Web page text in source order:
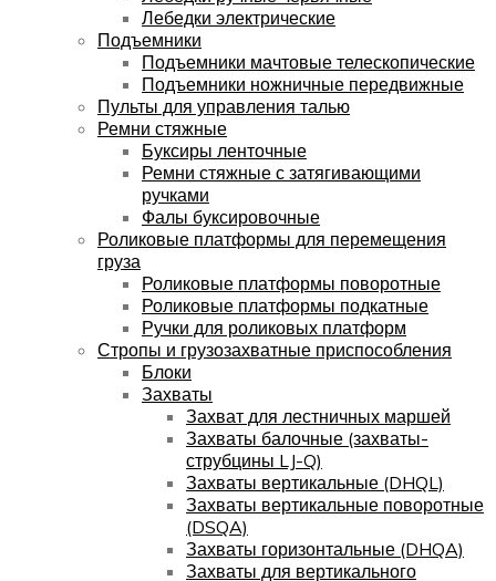
Лебедки электрические
Подъемники
Подъемники мачтовые телескопические
Подъемники ножничные передвижные
Пульты для управления талью
Ремни стяжные
Буксиры ленточные
Ремни стяжные с затягивающими
ручками
Фалы буксировочные
Роликовые платформы для перемещения
груза
Роликовые платформы поворотные
Роликовые платформы подкатные
Ручки для роликовых платформ
Стропы и грузозахватные приспособления
Блоки
Захваты
Захват для лестничных маршей
Захваты балочные (захваты-
струбцины LJ-Q)
Захваты вертикальные (DHQL)
Захваты вертикальные поворотные
(DSQA)
Захваты горизонтальные (DHQA)
Захваты для вертикального